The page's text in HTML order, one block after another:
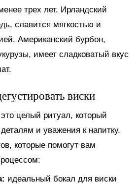
трех лет. Ирландский
славится мягкостью и
Американский бурбон,
имеет сладковатый вкус
виски
целый ритуал, который
и уважения к напитку.
которые помогут вам
идеальный бокал для виски